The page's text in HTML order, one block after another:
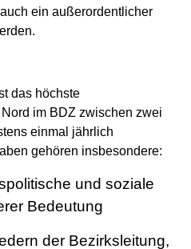
ein außerordentlicher
das höchste
im BDZ zwischen zwei
einmal jährlich
gehören insbesondere:
und soziale
Bedeutung
der Bezirksleitung,